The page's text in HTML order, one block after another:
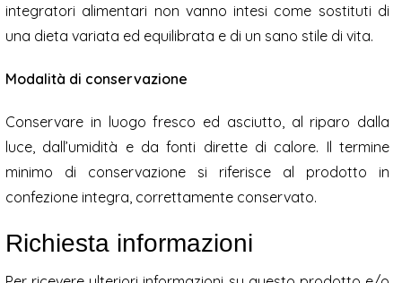
integratori alimentari non vanno intesi come sostituti di
una dieta variata ed equilibrata e di un sano stile di vita.
Modalità di conservazione
Conservare in luogo fresco ed asciutto, al riparo dalla
luce, dall’umidità e da fonti dirette di calore. Il termine
minimo di conservazione si riferisce al prodotto in
confezione integra, correttamente conservato.
Richiesta informazioni